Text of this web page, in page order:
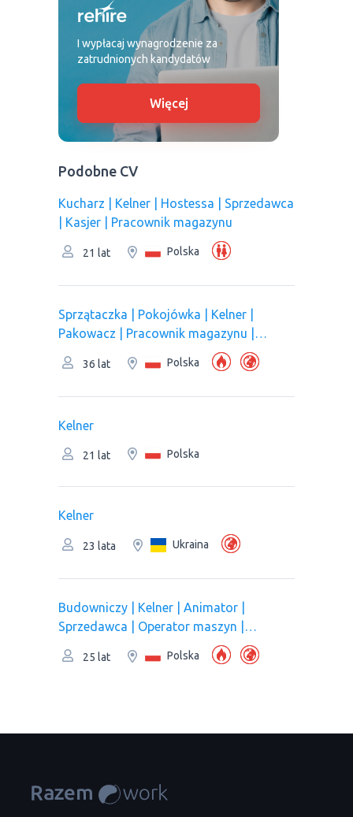
I wypłacaj wynagrodzenie za
zatrudnionych kandydatów
Więcej
Podobne CV
Kucharz | Kelner | Hostessa | Sprzedawca
| Kasjer | Рracownik magazynu
21 lat Polska
Sprzątaczka | Pokojówka | Kelner |
Pakowacz | Рracownik magazynu |
Pracownik kuchni/Pomoc kuchenna |
Pracownik produkcji | Оperator linii
36 lat Polska
Kelner
21 lat Polska
Kelner
23 lata Ukraina
Budowniczy | Kelner | Animator |
Sprzedawca | Operator maszyn |
Рracownik magazynu | Operator
komputera
25 lat Polska